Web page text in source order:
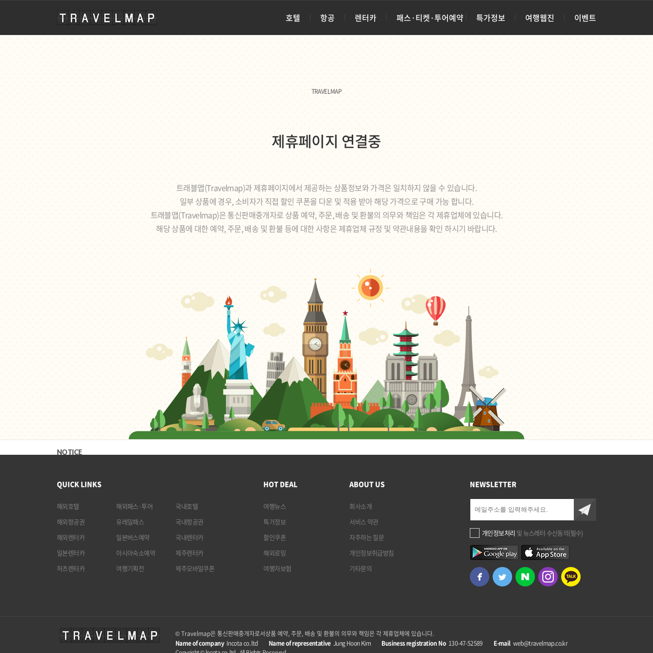
travelmap 호텔 항공 렌터카 패스·티켓·투어예약 특가정보 여행웹진 이벤트
TRAVELMAP
제휴페이지 연결중
트래블맵(Travelmap)과 제휴페이지에서 제공하는 상품정보와 가격은 일치하지 않을 수 있습니다.
일부 상품에 경우, 소비자가 직접 할인 쿠폰을 다운 및 적용 받아 해당 가격으로 구매 가능 합니다.
트래블맵(Travelmap)은 통신판매중개자로 상품 예약, 주문, 배송 및 환불의 의무와 책임은 각 제휴업체에 있습니다.
해당 상품에 대한 예약, 주문, 배송 및 환불 등에 대한 사항은 제휴업체 규정 및 약관내용을 확인 하시기 바랍니다.
NOTICE
QUICK LINKS
해외호텔 해외패스·투어
국내호텔
해외항공권
유레일패스
국내항공권
해외렌터카
일본버스예약
국내렌터카
일본렌터카
아시아숙소예약
제주렌터카
허츠렌터카
여행기획전 제주모바일쿠폰
HOT DEAL
여행뉴스
특가정보
할인쿠폰
해외로밍
여행자보험
ABOUT US
회사소개
서비스 약관
자주하는 질문
개인정보취급방침
기타문의
NEWSLETTER
개인정보처리 및 뉴스레터 수신동의(필수)
© Travelmap은 통신판매중개자로서상품 예약, 주문, 배송 및 환불의 의무와 책임은 각 제휴업체에 있습니다.
Name of company Incota co. ltd Name of representative Jung Hoon Kim Business registration No 130-47-52589 E-mail web@travelmap.co.kr